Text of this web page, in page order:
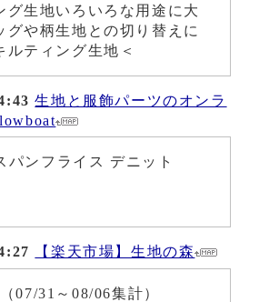
グ生地いろいろな用途に大
グや柄生地との切り替えに
ルティング生地＜
生地と服飾パーツのオンラ
パンフライス デニット
【楽天市場】生地の森
07/31～08/06集計）